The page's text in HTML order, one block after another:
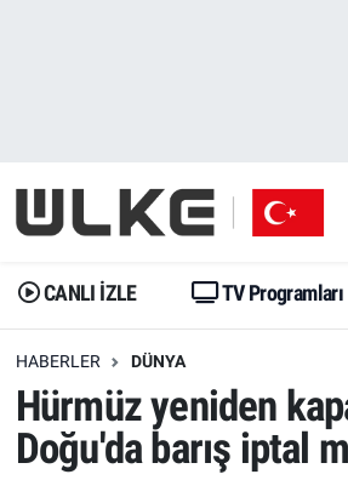
CANLI İZLE TV Programları
HABERLER DÜNYA
Hürmüz yeniden
Doğu'da barış iptal
Gündem
Dünya
Erişim Bilgileri
Ekonomi
Gündem
Trend
Erişim Bilgileri
Spor
İstanbul Namaz Vakitleri
Trafik Durumu
Erişim Bilgileri
Tüm Manşetler